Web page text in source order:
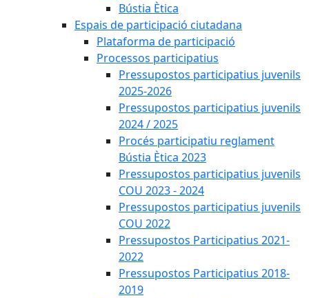
Bústia Ètica
Espais de participació ciutadana
Plataforma de participació
Processos participatius
Pressupostos participatius juvenils
2025-2026
Pressupostos participatius juvenils
2024 / 2025
Procés participatiu reglament
Bústia Ètica 2023
Pressupostos participatius juvenils
COU 2023 - 2024
Pressupostos participatius juvenils
COU 2022
Pressupostos Participatius 2021-
2022
Pressupostos Participatius 2018-
2019